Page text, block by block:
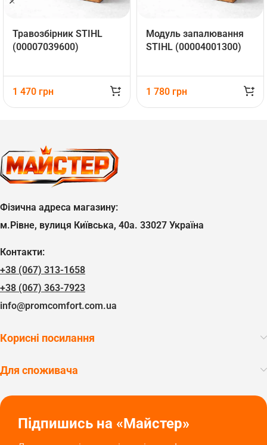
Травозбірник STIHL
(00007039600)
1 470 грн
Mодуль запалювання
STIHL (00004001300)
1 780 грн
Фізична адреса магазину:
м.Рівне, вулиця Київська, 40а. 33027 Україна
Контакти:
+38 (067) 313-1658
+38 (067) 363-7923
info@promcomfort.com.ua
Корисні посилання
Для споживача
Підпишись на «Майстер»